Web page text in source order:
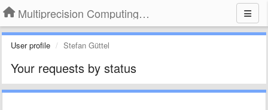
Multiprecision Computing Toolbox for MATLAB
User profile Stefan Güttel
Your requests by status